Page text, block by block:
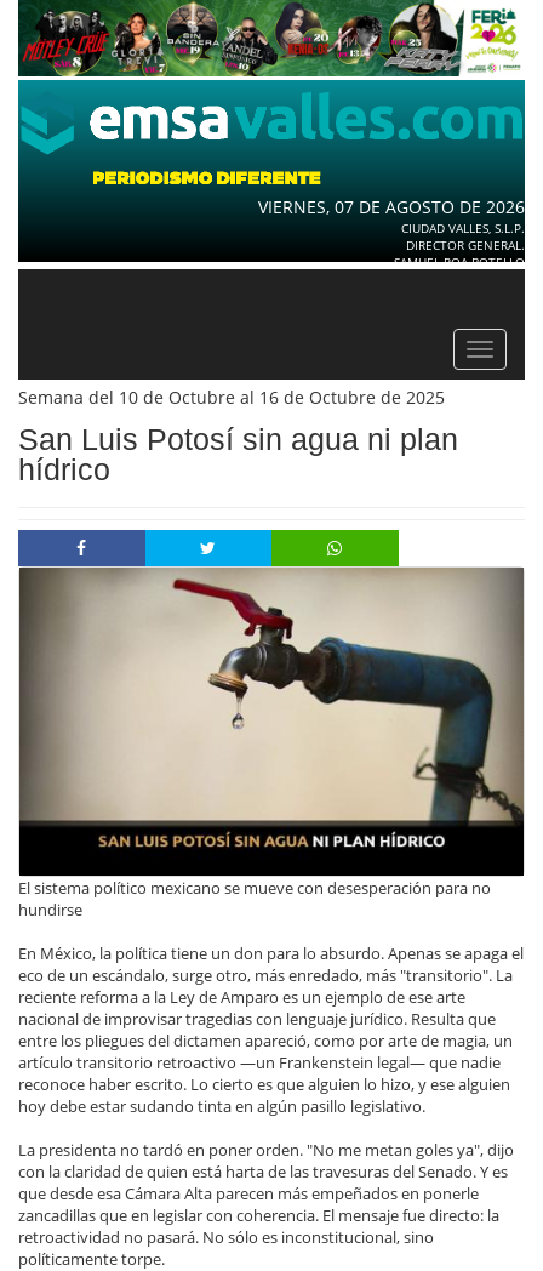
VIERNES, 07 DE AGOSTO DE 2026
CIUDAD VALLES, S.L.P.
DIRECTOR GENERAL.
SAMUEL ROA BOTELLO
Toggle
Semana del 10 de Octubre al 16 de Octubre de 2025
San Luis Potosí sin agua ni plan
hídrico
El sistema político mexicano se mueve con desesperación para no
hundirse
En México, la política tiene un don para lo absurdo. Apenas se apaga el
eco de un escándalo, surge otro, más enredado, más "transitorio". La
reciente reforma a la Ley de Amparo es un ejemplo de ese arte
nacional de improvisar tragedias con lenguaje jurídico. Resulta que
entre los pliegues del dictamen apareció, como por arte de magia, un
artículo transitorio retroactivo —un Frankenstein legal— que nadie
reconoce haber escrito. Lo cierto es que alguien lo hizo, y ese alguien
hoy debe estar sudando tinta en algún pasillo legislativo.
La presidenta no tardó en poner orden. "No me metan goles ya", dijo
con la claridad de quien está harta de las travesuras del Senado. Y es
que desde esa Cámara Alta parecen más empeñados en ponerle
zancadillas que en legislar con coherencia. El mensaje fue directo: la
retroactividad no pasará. No sólo es inconstitucional, sino
políticamente torpe.